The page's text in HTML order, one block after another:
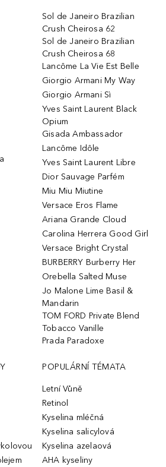
Sol de Janeiro Brazilian
Crush Cheirosa 62
Sol de Janeiro Brazilian
Crush Cheirosa 68
Lancôme La Vie Est Belle
Giorgio Armani My Way
Giorgio Armani Sì
Yves Saint Laurent Black
Opium
Gisada Ambassador
Lancôme Idôle
Yves Saint Laurent Libre
Dior Sauvage Parfém
Miu Miu Miutine
Versace Eros Flame
Ariana Grande Cloud
Carolina Herrera Good Girl
Versace Bright Crystal
BURBERRY Burberry Her
Orebella Salted Muse
Jo Malone Lime Basil &
Mandarin
TOM FORD Private Blend
Tobacco Vanille
Prada Paradoxe
POPULÁRNÍ TÉMATA
Letní Vůně
Retinol
Kyselina mléčná
Kyselina salicylová
Kyselina azelaová
AHA kyseliny